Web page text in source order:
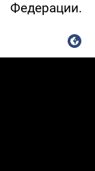
Федерации.